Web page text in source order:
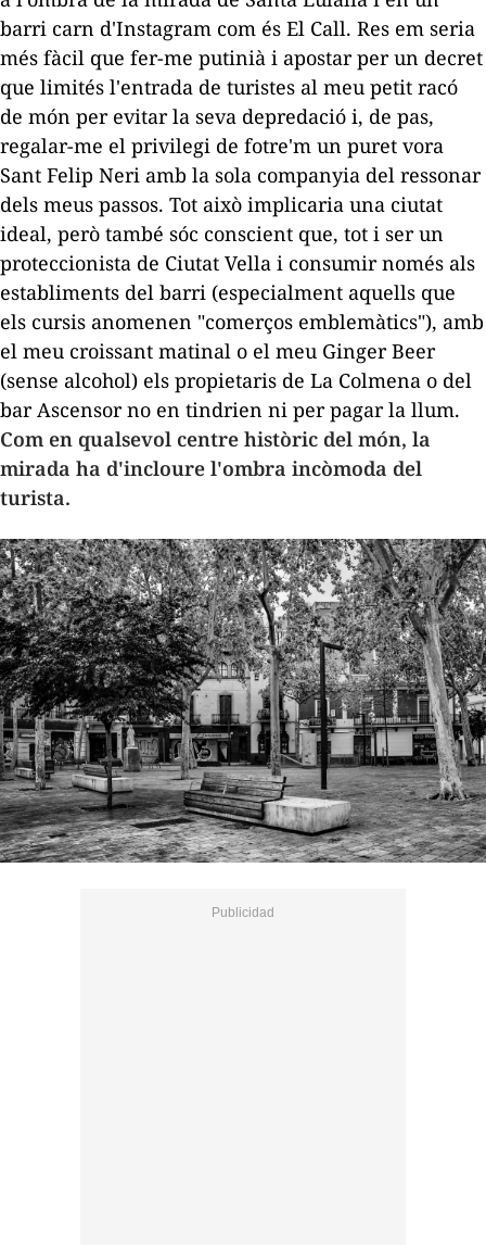
barri carn d'Instagram com és El Call. Res em seria
més fàcil que fer-me putinià i apostar per un decret
que limités l'entrada de turistes al meu petit racó
de món per evitar la seva depredació i, de pas,
regalar-me el privilegi de fotre'm un puret vora
Sant Felip Neri amb la sola companyia del ressonar
dels meus passos. Tot això implicaria una ciutat
ideal, però també sóc conscient que, tot i ser un
proteccionista de Ciutat Vella i consumir només als
establiments del barri (especialment aquells que
els cursis anomenen "comerços emblemàtics"), amb
el meu croissant matinal o el meu Ginger Beer
(sense alcohol) els propietaris de La Colmena o del
bar Ascensor no en tindrien ni per pagar la llum.
Com en qualsevol centre històric del món, la
mirada ha d'incloure l'ombra incòmoda del
turista.